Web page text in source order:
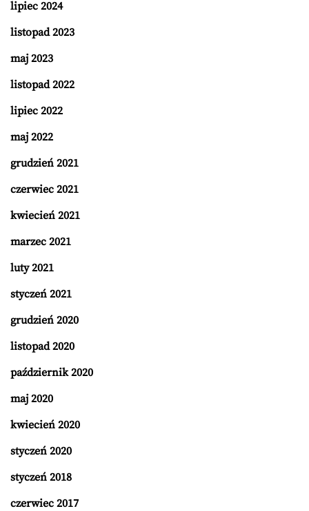
lipiec 2024
listopad 2023
maj 2023
listopad 2022
lipiec 2022
maj 2022
grudzień 2021
czerwiec 2021
kwiecień 2021
marzec 2021
luty 2021
styczeń 2021
grudzień 2020
listopad 2020
październik 2020
maj 2020
kwiecień 2020
styczeń 2020
styczeń 2018
czerwiec 2017